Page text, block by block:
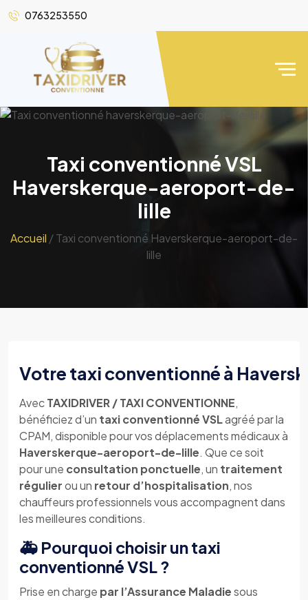
0763253550
Taxi conventionné VSL
Haverskerque-aeroport-de-
lille
Accueil / Taxi conventionné Haverskerque-aeroport-de-
lille
Votre taxi conventionné à
AvecTAXIDRIVER / TAXI CONVENTIONNE,
bénéficiez d’un taxi conventionné VSLagréé par la
CPAM, disponible pour vos déplacements médicaux à
Haverskerque-aeroport-de-lille. Que ce soit
pour une consultation ponctuelle, un traitement
régulierou un retour d’hospitalisation, nos
chauffeurs professionnels vous accompagnent dans
les meilleures conditions.
🚑 Pourquoi choisir un taxi
conventionné VSL ?
Prise en charge par l’Assurance Maladiesous